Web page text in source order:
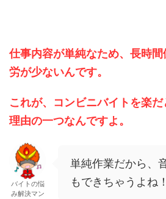
仕事内容が単純なため、長時
労が少ないんです。
これが、コンビニバイトを楽
理由の一つなんですよ。
バイトの悩
み解決マン
単純作業だから、
もできちゃうよね！